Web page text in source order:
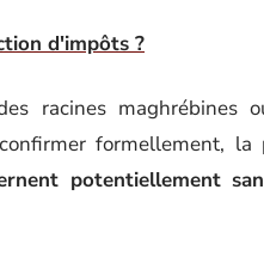
d'impôts ?
racines maghrébines
formellement,
potentiellement